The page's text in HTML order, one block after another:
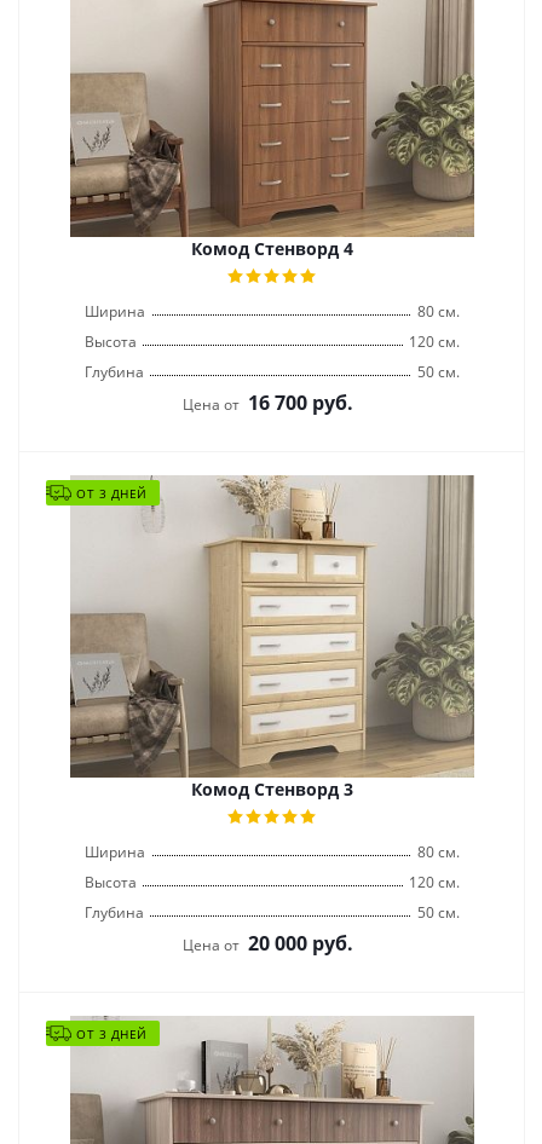
Комод Стенворд 4
Ширина
80 см.
Высота
120 см.
Глубина
50 см.
Цена от 16 700 руб.
ОТ 3 ДНЕЙ
Комод Стенворд 3
Ширина
80 см.
Высота
120 см.
Глубина
50 см.
Цена от 20 000 руб.
ОТ 3 ДНЕЙ